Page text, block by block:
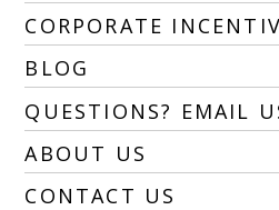
CORPORATE
BLOG
QUESTIONS? EMAIL
ABOUT US
CONTACT US